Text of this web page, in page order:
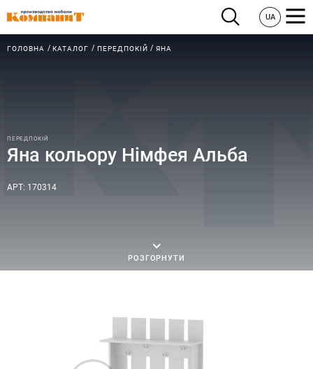
UA
ГОЛОВНА КАТАЛОГ ПЕРЕДПОКІЙ ЯНА
ПЕРЕДПОКІЙ
Яна кольору Німфея Альба
АРТ: 170314
РОЗГОРНУТИ